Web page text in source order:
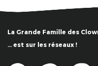
La Grande Famille des
… est sur les réseaux !